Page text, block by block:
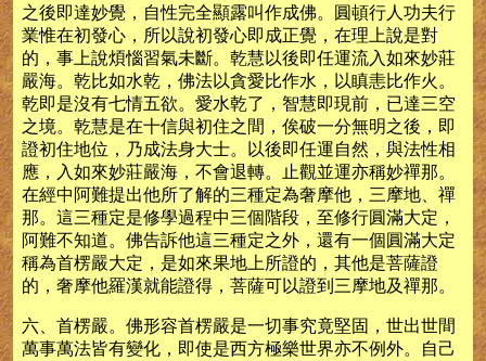
之後即達妙覺，自性完全顯露叫作成佛。圓頓行人功夫行
業惟在初發心，所以說初發心即成正覺，在理上說是對
的，事上說煩惱習氣未斷。乾慧以後即任運流入如來妙莊
嚴海。乾比如水乾，佛法以貪愛比作水，以瞋恚比作火。
乾即是沒有七情五欲。愛水乾了，智慧即現前，已達三空
之境。乾慧是在十信與初住之間，俟破一分無明之後，即
證初住地位，乃成法身大士。以後即任運自然，與法性相
應，入如來妙莊嚴海，不會退轉。止觀並運亦稱妙禪那。
在經中阿難提出他所了解的三種定為奢摩他，三摩地、禪
那。這三種定是修學過程中三個階段，至修行圓滿大定，
阿難不知道。佛告訴他這三種定之外，還有一個圓滿大定
稱為首楞嚴大定，是如來果地上所證的，其他是菩薩證
的，奢摩他羅漢就能證得，菩薩可以證到三摩地及禪那。
六、首楞嚴。佛形容首楞嚴是一切事究竟堅固，世出世間
萬事萬法皆有變化，即使是西方極樂世界亦不例外。自己